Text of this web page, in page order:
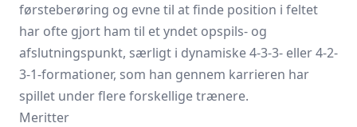
førsteberøring og evne til at finde position i feltet
har ofte gjort ham til et yndet opspils- og
afslutningspunkt, særligt i dynamiske 4-3-3- eller 4-2-
3-1-formationer, som han gennem karrieren har
spillet under flere forskellige trænere.
Meritter